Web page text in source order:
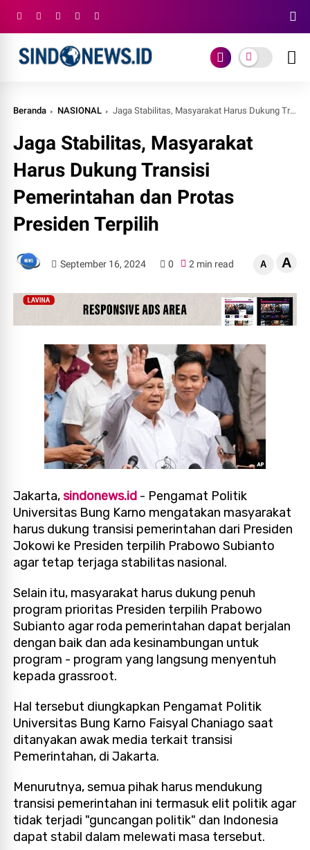
Beranda NASIONAL Jaga Stabilitas, Masyarakat Harus Dukung Transisi Pemerintahan dan Protas Presiden Terpilih
Jaga Stabilitas, Masyarakat
Harus Dukung Transisi
Pemerintahan dan Protas
Presiden Terpilih
September 16, 2024 0 2 min read A A
Jakarta,sindonews.id - Pengamat Politik
Universitas Bung Karno mengatakan masyarakat
harus dukung transisi pemerintahan dari Presiden
Jokowi ke Presiden terpilih Prabowo Subianto
agar tetap terjaga stabilitas nasional.
Selain itu, masyarakat harus dukung penuh
program prioritas Presiden terpilih Prabowo
Subianto agar roda pemerintahan dapat berjalan
dengan baik dan ada kesinambungan untuk
program - program yang langsung menyentuh
kepada grassroot.
Hal tersebut diungkapkan Pengamat Politik
Universitas Bung Karno Faisyal Chaniago saat
ditanyakan awak media terkait transisi
Pemerintahan, di Jakarta.
Menurutnya, semua pihak harus mendukung
transisi pemerintahan ini termasuk elit politik agar
tidak terjadi "guncangan politik" dan Indonesia
dapat stabil dalam melewati masa tersebut.